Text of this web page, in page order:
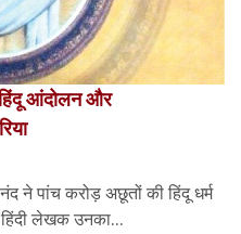
हिंदू आंदोलन और
ने पांच करोड़ अछूतों की हिंदू धर्म
लेखक उनका...